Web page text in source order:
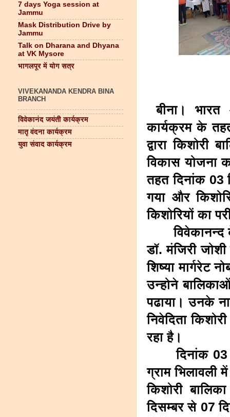
बीना। भारत
कार्यक्रम के
द्वारा किशोरी
विकास योजना
तहत दिनांक 03
गया और
किशोरियों का
विवेकानन्द
डाॅ. मंजिरी
शिष्या मार्गरेट
उन्होने
पढाया। उनके
निवेदिता
रहा है।
दिनांक 03
ग्राम भिलावली
किशोरी
दिसम्बर से 07
7 days Yoga session at
Jammu
Mask Distribution Drive by
Jammu
Talk on Dharana and Dhyana
at VK Mysore
भागलपूर में योग सत्र
VIVEKANANDA KENDRA BINA
BRANCH
विवेकानंद जयंती कार्यक्रम
मातृ वंदना कार्यक्रम
युवा संवाद कार्यक्रम